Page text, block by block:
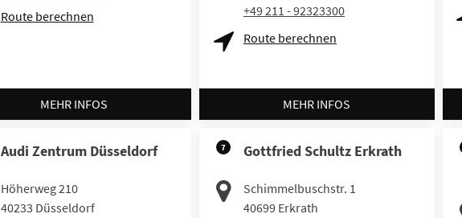
Route berechnen
MEHR INFOS
+49 211 - 92323300
Route berechnen
MEHR INFOS
Audi Zentrum Düsseldorf
Höherweg 210
40233 Düsseldorf
7 Gottfried Schultz Erkrath
Schimmelbuschstr. 1
40699 Erkrath